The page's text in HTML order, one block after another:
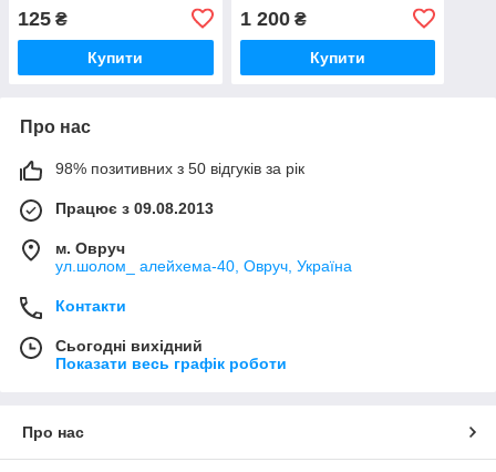
125 ₴
Купити
1 200₴
Купити
Про нас
98% позитивних з 50 відгуків за рік
Працює з 09.08.2013
м. Овруч
ул.шолом_ алейхема-40, Овруч, Україна
Контакти
Сьогодні вихідний
Показати весь графік роботи
Про нас